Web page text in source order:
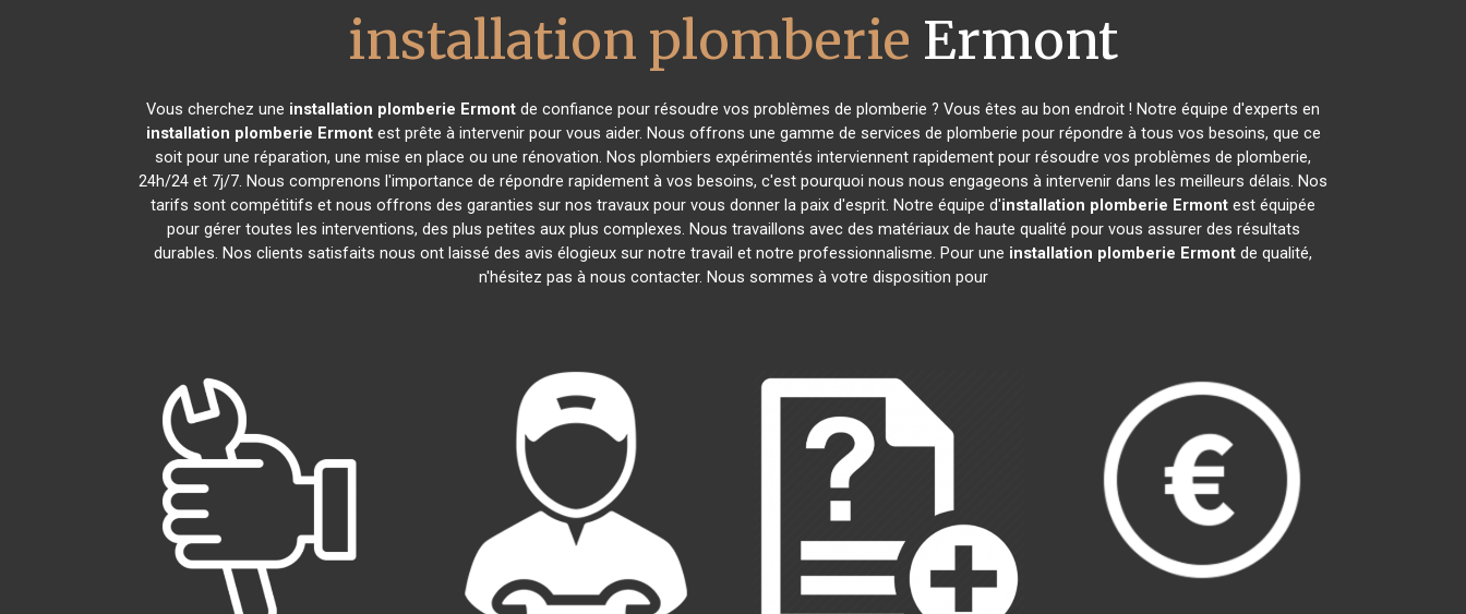
installation plomberie Ermont
Vous cherchez une installation plomberie Ermont de confiance pour résoudre vos problèmes de plomberie ? Vous êtes au bon endroit ! Notre équipe d'experts en
installation plomberie Ermontest prête à intervenir pour vous aider. Nous offrons une gamme de services de plomberie pour répondre à tous vos besoins, que ce
soit pour une réparation, une mise en place ou une rénovation. Nos plombiers expérimentés interviennent rapidement pour résoudre vos problèmes de plomberie,
24h/24 et 7j/7. Nous comprenons l'importance de répondre rapidement à vos besoins, c'est pourquoi nous nous engageons à intervenir dans les meilleurs délais. Nos
tarifs sont compétitifs et nous offrons des garanties sur nos travaux pour vous donner la paix d'esprit. Notre équipe d'installation plomberie Ermont est équipée
pour gérer toutes les interventions, des plus petites aux plus complexes. Nous travaillons avec des matériaux de haute qualité pour vous assurer des résultats
durables. Nos clients satisfaits nous ont laissé des avis élogieux sur notre travail et notre professionnalisme. Pour une installation plomberie Ermont de qualité,
n'hésitez pas à nous contacter. Nous sommes à votre disposition pour